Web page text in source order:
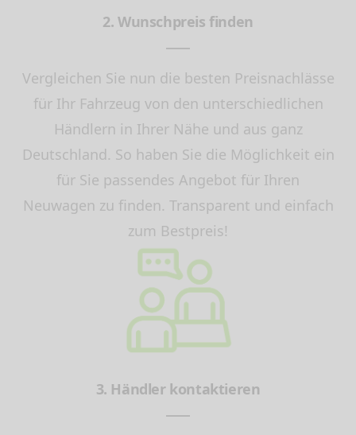
2. Wunschpreis finden
Vergleichen Sie nun die besten Preisnachlässe
für Ihr Fahrzeug von den unterschiedlichen
Händlern in Ihrer Nähe und aus ganz
Deutschland. So haben Sie die Möglichkeit ein
für Sie passendes Angebot für Ihren
Neuwagen zu finden. Transparent und einfach
zum Bestpreis!
3. Händler kontaktieren